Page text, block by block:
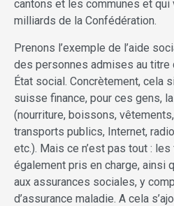
cantons et les communes et qui
milliards de la Confédération.
Prenons l’exemple de l’aide
des personnes admises au titre
État social. Concrètement, cela
suisse finance, pour ces gens,
(nourriture, boissons,
transports publics, Internet,
etc.). Mais ce n’est pas tout :
également pris en charge, ainsi
aux assurances sociales, y
d’assurance maladie. A cela